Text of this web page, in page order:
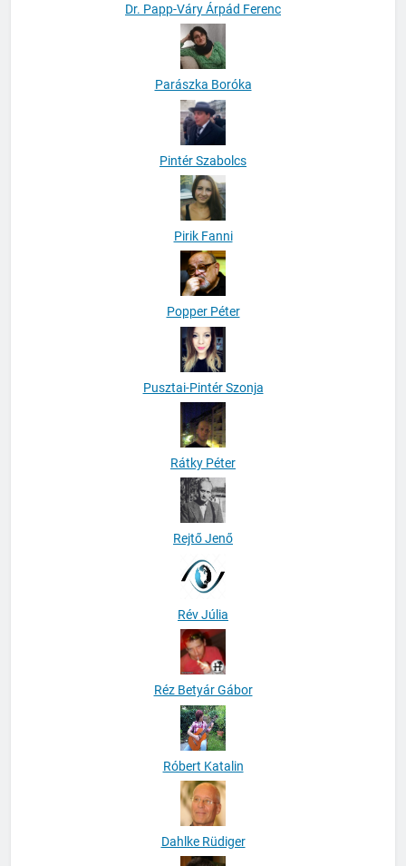
Dr. Papp-Váry Árpád Ferenc
Parászka Boróka
Pintér Szabolcs
Pirik Fanni
Popper Péter
Pusztai-Pintér Szonja
Rátky Péter
Rejtő Jenő
Rév Júlia
Réz Betyár Gábor
Róbert Katalin
Dahlke Rüdiger